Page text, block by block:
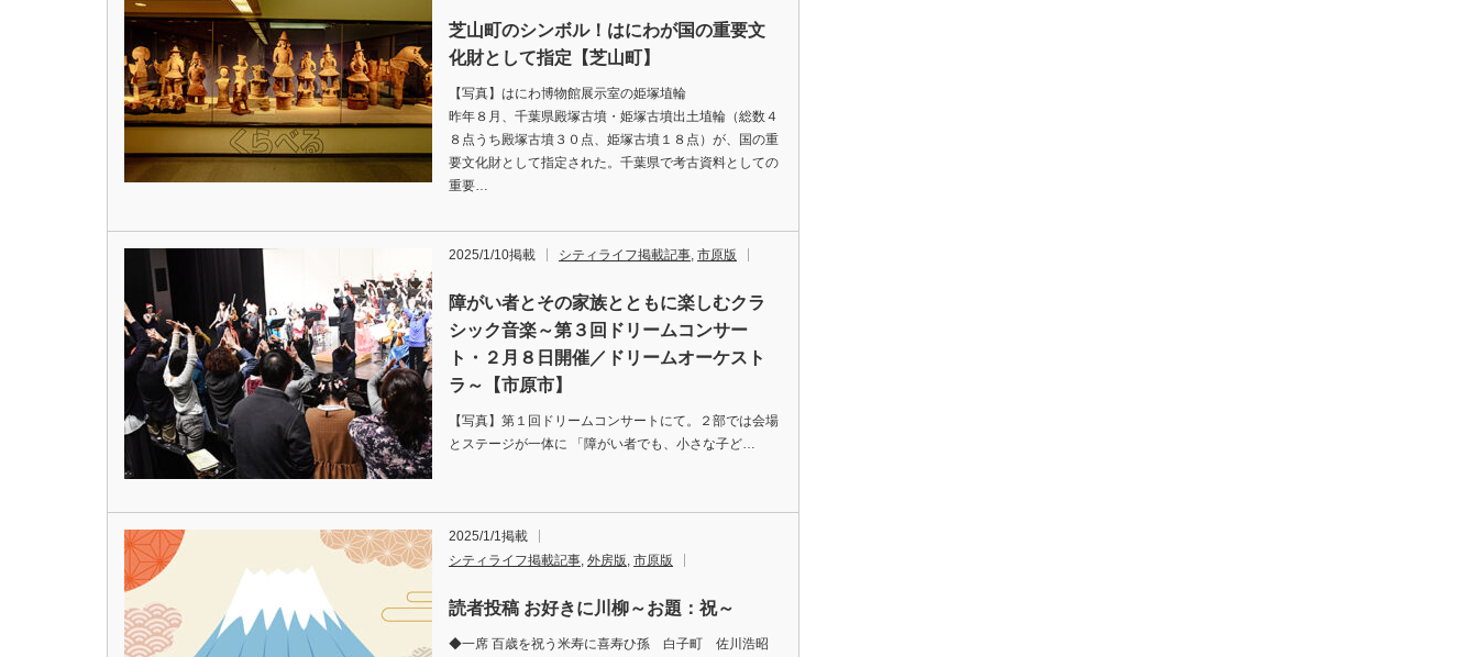
芝山町のシンボル！はにわが国の重要文
化財として指定【芝山町】
【写真】はにわ博物館展示室の姫塚埴輪
昨年８月、千葉県殿塚古墳・姫塚古墳出土埴輪（総数４
８点うち殿塚古墳３０点、姫塚古墳１８点）が、国の重
要文化財として指定された。千葉県で考古資料としての
重要…
2025/1/10掲載 シティライフ掲載記事, 市原版
障がい者とその家族とともに楽しむクラ
シック音楽～第３回ドリームコンサー
ト・２月８日開催／ドリームオーケスト
ラ～【市原市】
【写真】第１回ドリームコンサートにて。２部では会場
とステージが一体に 「障がい者でも、小さな子ど…
2025/1/1掲載
シティライフ掲載記事, 外房版, 市原版
読者投稿 お好きに川柳～お題：祝～
◆一席 百歳を祝う米寿に喜寿ひ孫 白子町 佐川浩昭